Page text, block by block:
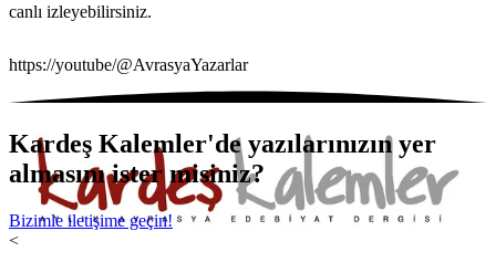
canlı izleyebilirsiniz.
https://youtube/@AvrasyaYazarlar
Kardeş Kalemler'de yazılarınızın yer
almasını ister misiniz?
Bizimle iletişime geçin!
<